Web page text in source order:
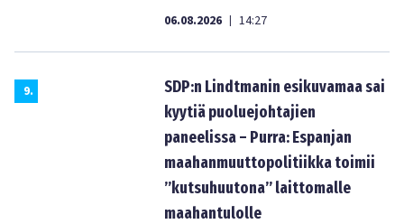
06.08.2026 | 14:27
9.
SDP:n Lindtmanin esikuvamaa sai
kyytiä puoluejohtajien
paneelissa – Purra: Espanjan
maahanmuuttopolitiikka toimii
”kutsuhuutona” laittomalle
maahantulolle